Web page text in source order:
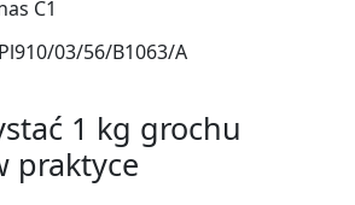
C1
03/56/B1063/A
1 kg grochu
praktyce